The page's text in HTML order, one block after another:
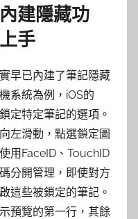
建隱藏功
手
早已內建了筆記隱藏
系統為例，iOS的
定特定筆記的選項。
左滑動，點選鎖定圖
用FaceID、TouchID
分開管理，即使對方
這些被鎖定的筆記。
預覽的第一行，其餘